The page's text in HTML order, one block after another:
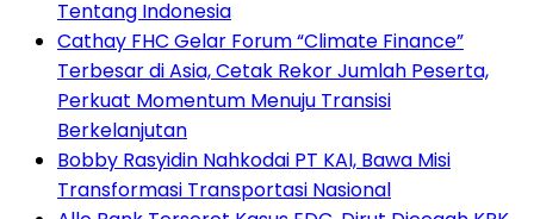
Tentang Indonesia
Cathay FHC Gelar Forum “Climate Finance”
Terbesar di Asia, Cetak Rekor Jumlah Peserta,
Perkuat Momentum Menuju Transisi
Berkelanjutan
Bobby Rasyidin Nahkodai PT KAI, Bawa Misi
Transformasi Transportasi Nasional